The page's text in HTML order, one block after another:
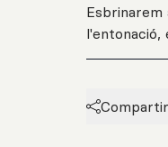
l'entonació,
Compartir